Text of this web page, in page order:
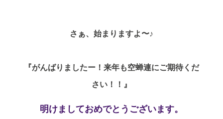
さぁ、始まりますよ〜♪
『がんばりましたー！来年も空蝉連にご期待くだ
さい！！』
明けましておめでとうございます。